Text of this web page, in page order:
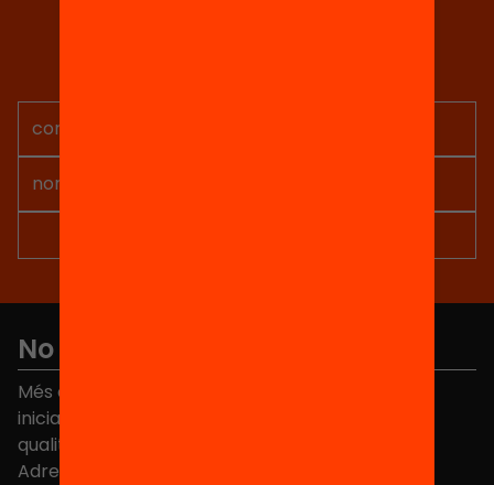
No et perdis res
Més de 40.000 persones ja han triat Equitat. Rep
iniciatives, propostes i projectes per millorar la
qualitat de l'educació a Catalunya.
Adreça electrònica